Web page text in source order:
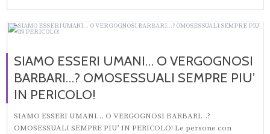
SIAMO ESSERI UMANI… O VERGOGNOSI
BARBARI…? OMOSESSUALI SEMPRE PIU’
IN PERICOLO!
SIAMO ESSERI UMANI… O VERGOGNOSI BARBARI…?
OMOSESSUALI SEMPRE PIU’ IN PERICOLO! Le persone con